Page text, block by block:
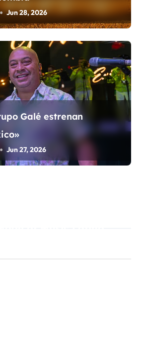
Jun 28, 2026
Galé estrenan
Jun 27, 2026